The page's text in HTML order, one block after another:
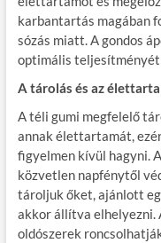
karbantartás magában
sózás miatt. A gondos
optimális teljesítményét
A tárolás és az
A téli gumi megfelelő
annak élettartamát,
figyelmen kívül hagyni.
közvetlen napfénytől
tároljuk őket, ajánlott
akkor állítva elhelyezni.
oldószerek